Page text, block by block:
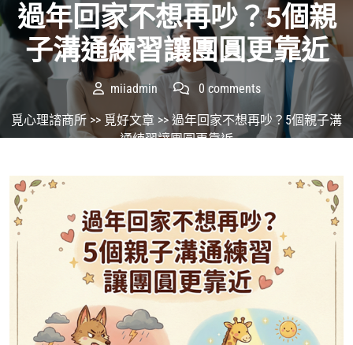
過年回家不想再吵？5個親
子溝通練習讓團圓更靠近
miiadmin 0 comments
覓心理諮商所 >> 覓好文章 >> 過年回家不想再吵？5個親子溝
通練習讓團圓更靠近